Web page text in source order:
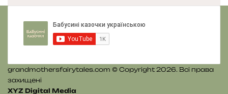
grandmothersfairytales.com © Copyright 2026. Всі права
захищені
XYZ Digital Media